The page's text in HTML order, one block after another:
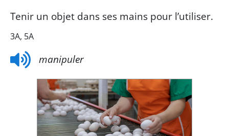
Tenir un objet dans ses mains pour l’utiliser.
3A, 5A
manipuler